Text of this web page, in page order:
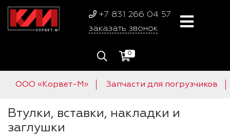
+7 831 266 04 57
заказать звонок
0
ООО «Корвет-М» Запчасти для погрузчиков
Втулки, вставки, накладки и
заглушки